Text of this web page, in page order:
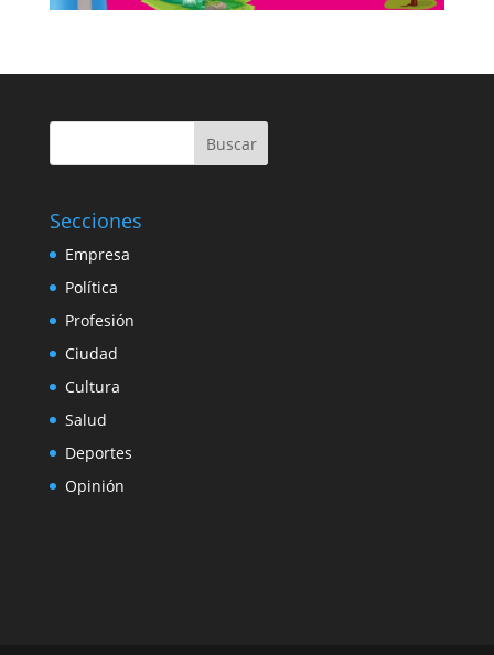
Buscar
Secciones
Empresa
Política
Profesión
Ciudad
Cultura
Salud
Deportes
Opinión